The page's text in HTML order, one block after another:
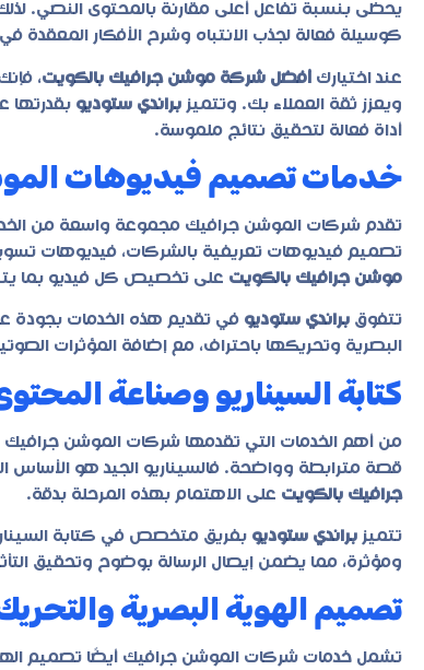
يحظى بنسبة تفاعل أعلى مقارنة بالمحتوى النصي.
كوسيلة فعالة لجذب الانتباه وشرح الأفكار المعقدة
عند اختيارك أفضل شركة موشن جرافيك بالكويت،
ويعزز ثقة العملاء بك. وتتميز براندي ستوديو بقدرتها
أداة فعالة لتحقيق نتائج ملموسة.
خدمات تصميم فيديوهات
تقدم شركات الموشن جرافيك مجموعة واسعة من
تصميم فيديوهات تعريفية بالشركات، فيديوهات
موشن جرافيك بالكويت على تخصيص كل فيديو بما
تتفوق براندي ستوديو في تقديم هذه الخدمات بجودة
البصرية وتحريكها باحتراف، مع إضافة المؤثرات
كتابة السيناريو وصناعة
من أهم الخدمات التي تقدمها شركات الموشن جرافيك
قصة مترابطة وواضحة. فالسيناريو الجيد هو الأساس
جرافيك بالكويت على الاهتمام بهذه المرحلة بدقة.
تتميز براندي ستوديو بفريق متخصص في كتابة
ومؤثرة، مما يضمن إيصال الرسالة بوضوح وتحقيق
تصميم الهوية البصرية
تشمل خدمات شركات الموشن جرافيك أيضًا تصميم